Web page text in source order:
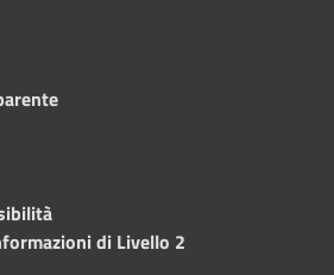
di Livello 2